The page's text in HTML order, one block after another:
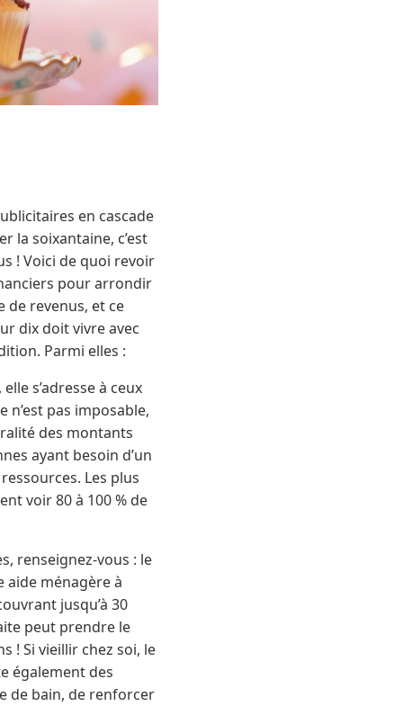
en cascade
la soixantaine, c’est
! Voici de quoi revoir
pour arrondir
de revenus, et ce
dix doit vivre avec
Parmi elles :
s’adresse à ceux
n’est pas imposable,
des montants
ayant besoin d’un
Les plus
voir 80 à 100 % de
renseignez-vous : le
ménagère à
jusqu’à 30
peut prendre le
! Si vieillir chez soi, le
également des
de bain, de renforcer